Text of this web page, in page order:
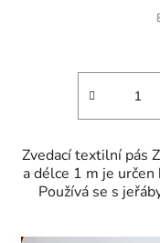
Zvedací textilní pás
a délce 1 m je určen
Používá se s